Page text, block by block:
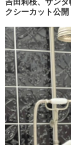
音楽
ショッピン
ペット
その他
プッシュ通知の停
クシーカット公